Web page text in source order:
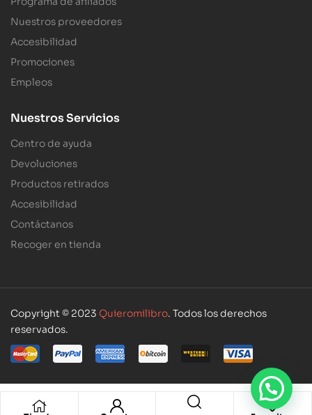
Nuestros proveedores
Accesibilidad
Promociones
Empleos
Nuestros Servicios
Centro de ayuda
Devoluciones
Productos retirados
Accesibilidad
Contáctanos
Recoger en tienda
Copyright © 2023 Quieromilibro. Todos los derechos
reservados.